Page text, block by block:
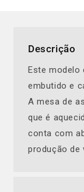
Descrição
Este modelo
embutido e
A mesa de
que é
conta com
produção de